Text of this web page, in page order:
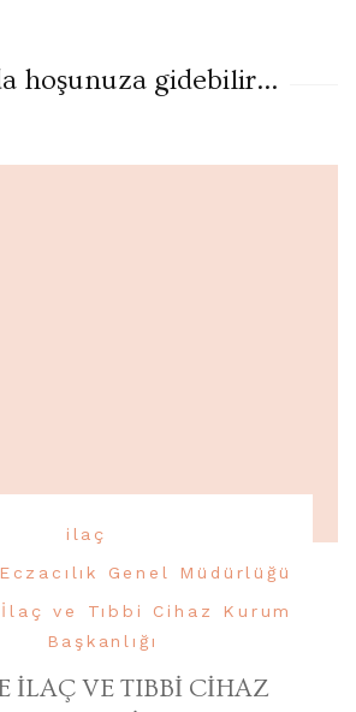
hoşunuza gidebilir...
ilaç
Genel Müdürlüğü
ve Tıbbi Cihaz Kurum
Başkanlığı
İLAÇ VE TIBBİ CİHAZ